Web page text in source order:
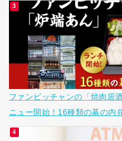
ファンビッチャンの「焼肉居
ニュー開始！16種類の幕の内